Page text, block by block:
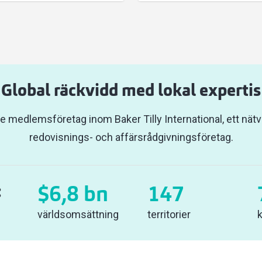
Global räckvidd med lokal expertis
medlemsföretag inom Baker Tilly International, ett
redovisnings- och affärsrådgivningsföretag.
$6,8 bn
världsomsättning
147
territorier